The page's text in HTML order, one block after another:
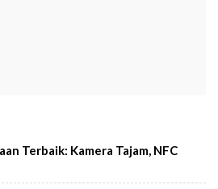
Terbaik: Kamera Tajam, NFC